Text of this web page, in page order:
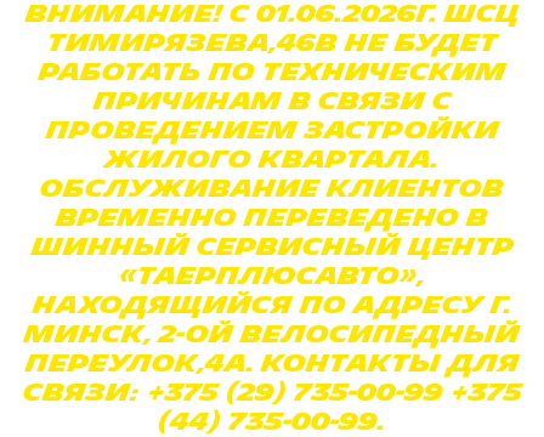
Внимание! С 01.06.2026г. ШСЦ
Тимирязева,46в не будет
работать по техническим
причинам в связи с
проведением застройки
жилого квартала.
Обслуживание клиентов
временно переведено в
Шинный Сервисный Центр
«ТаерПлюсАвто»,
находящийся по адресу г.
Минск, 2-ой Велосипедный
переулок,4а. Контакты для
связи: +375 (29) 735-00-99 +375
(44) 735-00-99.